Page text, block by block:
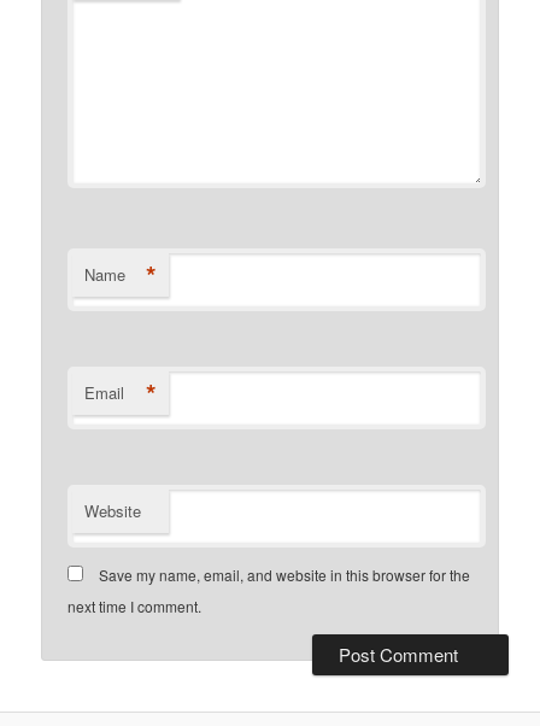
Name *
Email *
Website
Save my name, email, and website in this browser for the
next time I comment.